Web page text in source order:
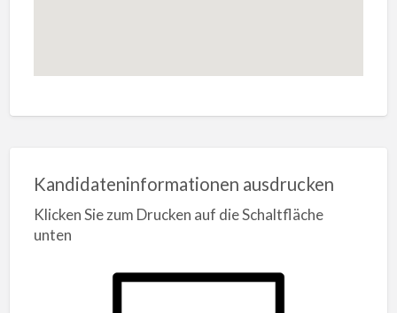
Kandidateninformationen ausdrucken
Klicken Sie zum Drucken auf die Schaltfläche
unten